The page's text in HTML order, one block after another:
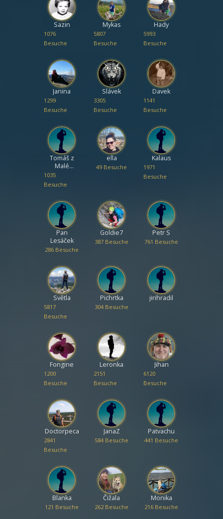
Sazin
1076
Besuche
Mykas
5807
Besuche
Hady
5993
Besuche
Janina
1299
Besuche
Slávek
3305
Besuche
Davek
1141
Besuche
Tomáš z
Malé
Paseky
1035
Besuche
ella
49 Besuche
Kalaus
1971
Besuche
Pan
Lesáček
286 Besuche
Goldie7
387 Besuche
Petr S
761 Besuche
Světla
5817
Besuche
Pichrtka
304 Besuche
jirihradil
Fongine
1200
Besuche
Leronka
2151
Besuche
Jihan
6120
Besuche
Doctorpeca
2841
Besuche
JanaZ
584 Besuche
Patvachu
441 Besuche
Blanka
121 Besuche
Čižala
262 Besuche
Monika
216 Besuche